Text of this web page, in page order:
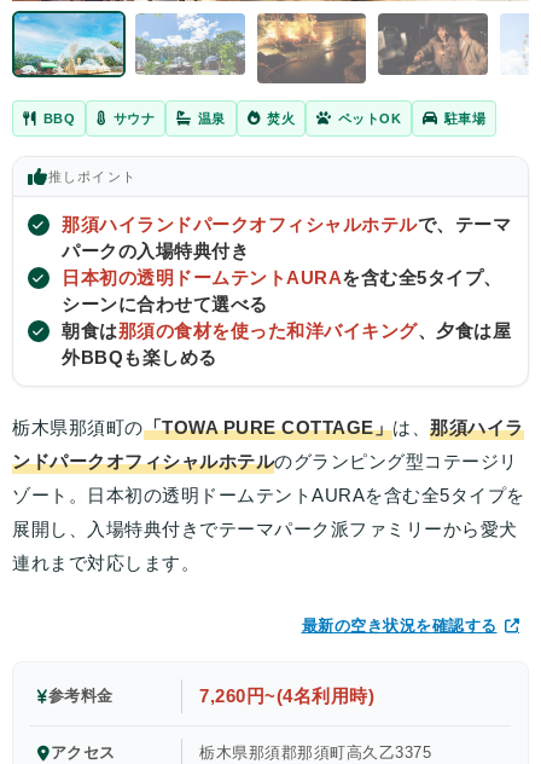
BBQ サウナ 温泉 焚火 ペットOK 駐車場
推し ポイント
那須ハイランドパークオフィシャルホテルで、テーマ
パークの入場特典付き
日本初の透明ドームテントAURAを含む全5タイプ、
シーンに合わせて選べる
朝食は那須の食材を使った和洋バイキング、夕食は屋
外BBQも楽しめる
栃木県那須町の「TOWA PURE COTTAGE」は、 那須ハイラ
ンドパークオフィシャルホテルのグランピング型コテージリ
ゾート。日本初の透明ドームテントAURAを含む全5タイプを
展開し、入場特典付きでテーマパーク派ファミリーから愛犬
連れまで対応します。
最新の空き状況を確認する
参考料金 7,260円~(4名利用時)
アクセス 栃木県那須郡那須町高久乙3375